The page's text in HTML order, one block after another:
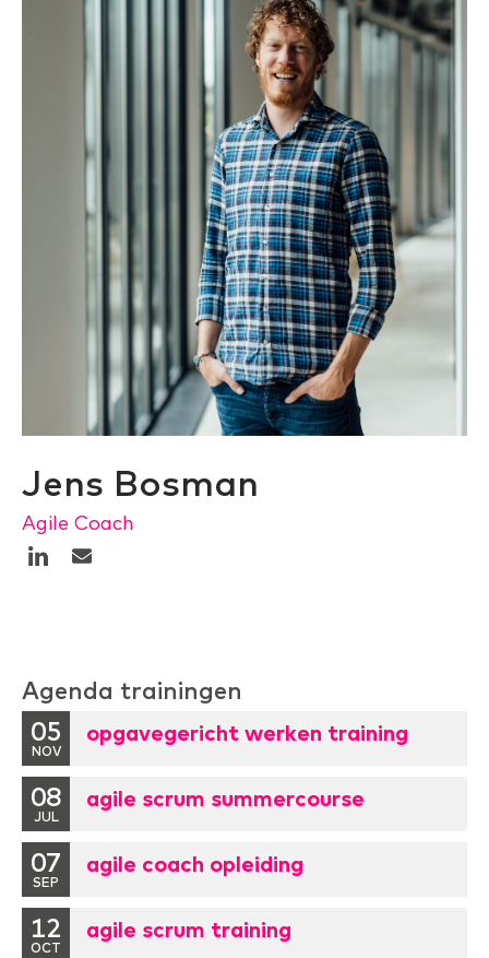
Jens Bosman
Agile Coach
Agenda trainingen
05
NOV
opgavegericht werken training
08
JUL
agile scrum summercourse
07
SEP
agile coach opleiding
12
OCT
agile scrum training